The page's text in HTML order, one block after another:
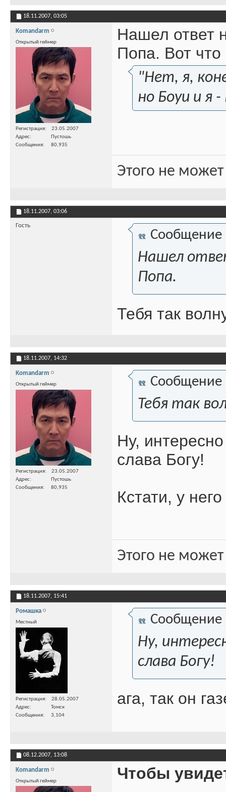
18.11.2007, 03:05
Komandarm
Открытый геймер
Регистрация
23.05.2007
Адрес
Пустошь
Сообщения
80,935
Нашел ответ
Попа. Вот что
"Нет, я,
но Боуи и я
Этого не
18.11.2007, 03:06
Гость
Сообщение
Нашел
Попа.
Тебя так
18.11.2007, 14:32
Komandarm
Открытый геймер
Регистрация
23.05.2007
Адрес
Пустошь
Сообщения
80,935
Сообщение
Тебя так
Ну,
слава Богу!
Кстати, у
Этого не
18.11.2007, 15:41
Ромашка
Местный
Регистрация
28.05.2007
Адрес
Томск
Сообщения
3,104
Сообщение
Ну,
слава Богу!
ага, так он
08.12.2007, 13:08
Komandarm
Открытый геймер Чтобы